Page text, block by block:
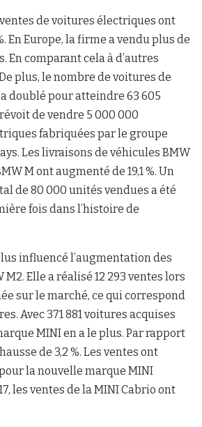
de voitures électriques ont
En Europe, la firme a vendu plus de
En comparant cela à d’autres
plus, le nombre de voitures de
doublé pour atteindre 63 605
de vendre 5 000 000
fabriquées par le groupe
Les livraisons de véhicules BMW
M ont augmenté de 19,1 %. Un
de 80 000 unités vendues a été
fois dans l’histoire de
influencé l’augmentation des
M2. Elle a réalisé 12 293 ventes lors
sur le marché, ce qui correspond
Avec 371 881 voitures acquises
MINI en a le plus. Par rapport
de 3,2 %. Les ventes ont
la nouvelle marque MINI
les ventes de la MINI Cabrio ont